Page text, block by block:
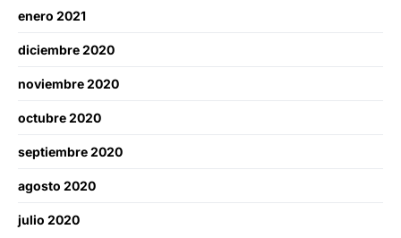
enero 2021
diciembre 2020
noviembre 2020
octubre 2020
septiembre 2020
agosto 2020
julio 2020